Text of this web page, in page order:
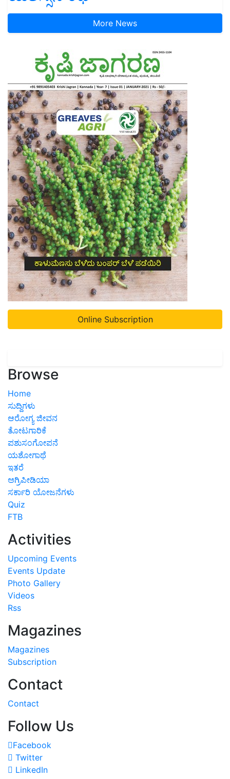
More News
Online Subscription
Browse
Home
ಸುದ್ದಿಗಳು
ಆರೋಗ್ಯ ಜೀವನ
ತೋಟಗಾರಿಕೆ
ಪಶುಸಂಗೋಪನೆ
ಯಶೋಗಾಥೆ
ಇತರೆ
ಅಗ್ರಿಪೀಡಿಯಾ
ಸರ್ಕಾರಿ ಯೋಜನೆಗಳು
Quiz
FTB
Activities
Upcoming Events
Events Update
Photo Gallery
Videos
Rss
Magazines
Magazines
Subscription
Contact
Contact
Follow Us
Facebook
Twitter
LinkedIn